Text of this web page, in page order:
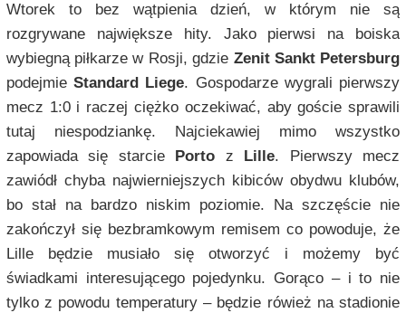
Wtorek to bez wątpienia dzień, w którym nie są
rozgrywane największe hity. Jako pierwsi na boiska
wybiegną piłkarze w Rosji, gdzie Zenit Sankt Petersburg
podejmieStandard Liege. Gospodarze wygrali pierwszy
mecz 1:0 i raczej ciężko oczekiwać, aby goście sprawili
tutaj niespodziankę. Najciekawiej mimo wszystko
zapowiada się starcie
Porto z Lille. Pierwszy mecz
zawiódł chyba najwierniejszych kibiców obydwu klubów,
bo stał na bardzo niskim poziomie. Na szczęście nie
zakończył się bezbramkowym remisem co powoduje, że
Lille będzie musiało się otworzyć i możemy być
świadkami interesującego pojedynku. Gorąco – i to nie
tylko z powodu temperatury – będzie rówież na stadionie